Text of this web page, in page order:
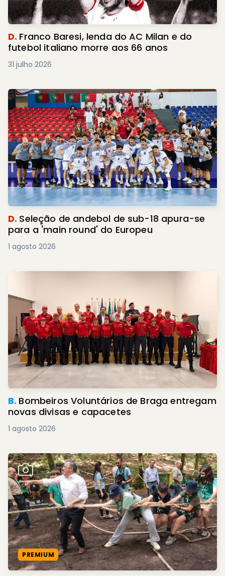
D. Franco Baresi, lenda do AC Milan e do
futebol italiano morre aos 66 anos
31 julho 2026
D. Seleção de andebol de sub-18 apura-se
para a 'main round' do Europeu
1 agosto 2026
B. Bombeiros Voluntários de Braga entregam
novas divisas e capacetes
1 agosto 2026
PREMIUM